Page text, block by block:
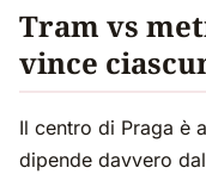
Tram vs
vince
Il centro di Praga è
dipende davvero